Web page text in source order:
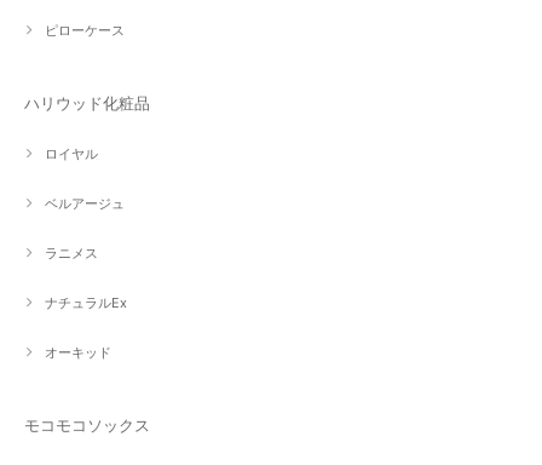
ピローケース
ハリウッド化粧品
ロイヤル
ベルアージュ
ラニメス
ナチュラルEx
オーキッド
モコモコソックス